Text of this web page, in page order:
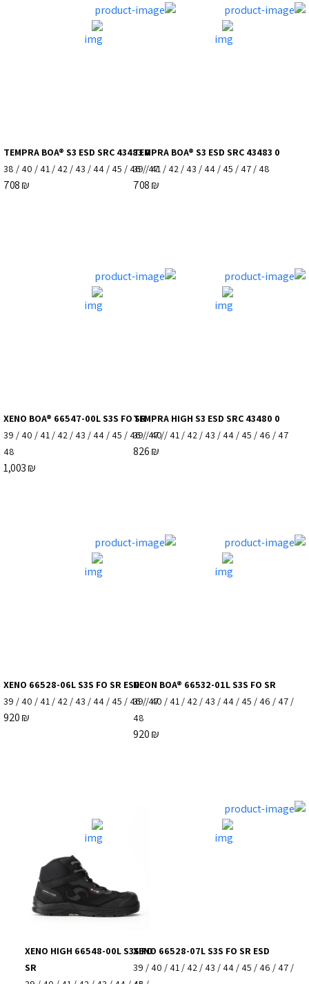
TEMPRA BOA® S3 ESD SRC 43483 0
39/41 / 42 / 43 / 44 / 45 / 47 / 48
708₪
TEMPRA BOA® S3 ESD SRC 43483 0
38 / 40 / 41/ 42/ 43 / 44/ 45 / 46/47
708₪
TEMPRA HIGH S3 ESD SRC 43480 0
39/40/ 41 / 42 / 43 / 44 / 45 / 46 / 47
826₪
XENO BOA® 66547-00L S3S FO SR
39 / 40 / 41/ 42/ 43 / 44/ 45 / 46/47/
48
1,003₪
NEON BOA® 66532-01L S3S FO SR
39/40 / 41 / 42 / 43 / 44 / 45 / 46 / 47 /
48
920₪
XENO 66528-06L S3S FO SR ESD
39 / 40 / 41/ 42/ 43 / 44/ 45 / 46/47
920₪
XENO 66528-07L S3S FO SR ESD
39 / 40 / 41 / 42 / 43 / 44 / 45 / 46 / 47 /
XENO HIGH 66548-00L S3S FO
SR